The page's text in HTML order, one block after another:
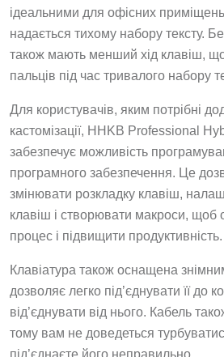
ідеальними для офісних
надається тихому набору тексту.
також мають менший хід клавіш,
пальців під час тривалого набору
Для користувачів, яким потрібні
кастомізації, HHKB Professional
забезпечує можливість
програмного забезпечення. Це
змінювати розкладку клавіш,
клавіш і створювати макроси, щоб
процес і підвищити продуктивність.
Клавіатура також оснащена
дозволяє легко під’єднувати її до
від’єднувати від нього. Кабель
тому вам не доведеться
під’єднаєте його неправильно.